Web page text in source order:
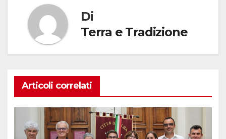
Di
Terra e Tradizione
Articoli correlati